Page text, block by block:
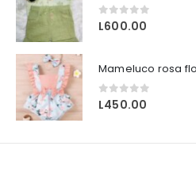
0out of 5
L600.00
Mameluco rosa
0 out of 5
L450.00